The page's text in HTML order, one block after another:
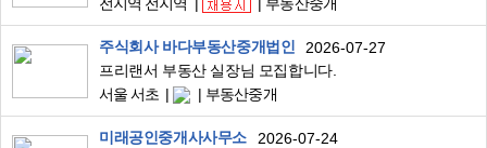
주식회사 바다부동산중개법인
2026-07-27
프리랜서 부동산 실장님 모집합니다.
서울 서초
부동산중개
미래공인중개사사무소
2026-07-24